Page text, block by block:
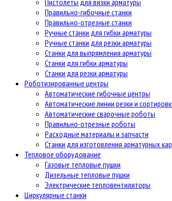
Пистолеты для вязки арматуры
Правильно-гибочные станки
Правильно-отрезные станки
Ручные станки для гибки арматуры
Ручные станки для резки арматуры
Станки для выпрямления арматуры
Станки для гибки арматуры
Станки для резки арматуры
Роботизированные центры
Автоматические гибочные центры
Автоматические линии резки и
Автоматические сварочные роботы
Правильно-отрезные роботы
Расходные материалы и запчасти
Станки для изготовления арматурных
Тепловое оборудование
Газовые тепловые пушки
Дизельные тепловые пушки
Электрические тепловентиляторы
Циркулярные станки